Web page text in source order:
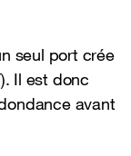
seul port crée
Il est donc
avant